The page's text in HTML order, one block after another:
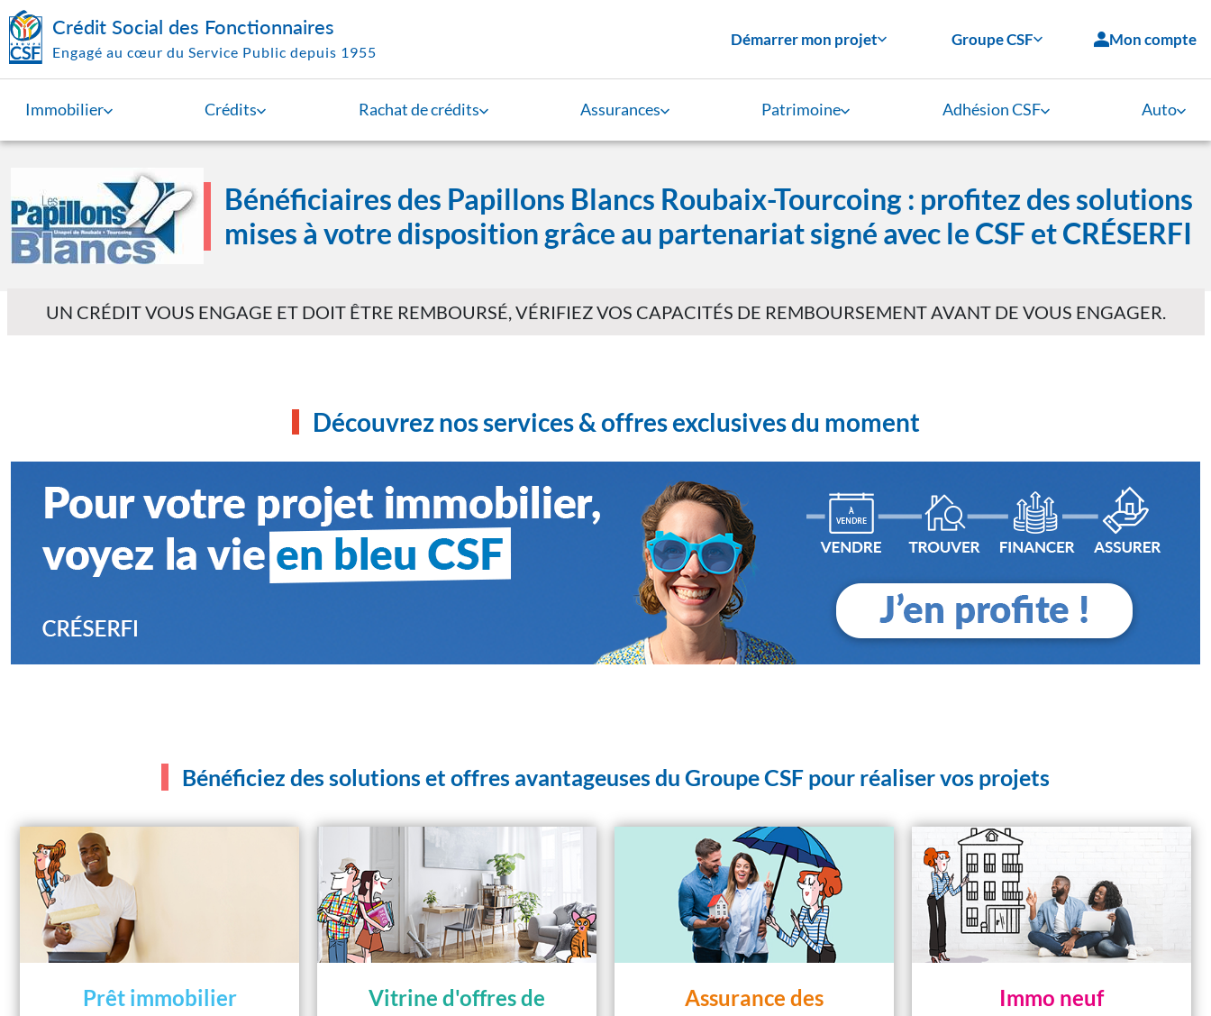
Aller au contenu principal
Crédit Social des Fonctionnaires
Engagé au cœur du Service Public depuis 1955
Démarrer mon projet Groupe CSF Mon compte
Immobilier Crédits Rachat de crédits Assurances Patrimoine Adhésion CSF Auto
Bénéficiaires des Papillons Blancs Roubaix-Tourcoing : profitez des solutions
mises à votre disposition grâce au partenariat signé avec le CSF et CRÉSERFI
UN CRÉDIT VOUS ENGAGE ET DOIT ÊTRE REMBOURSÉ, VÉRIFIEZ VOS CAPACITÉS DE REMBOURSEMENT AVANT DE VOUS ENGAGER.
Découvrez nos services & offres exclusives du moment
Bénéficiez des solutions et offres avantageuses du Groupe CSF pour réaliser vos projets
Prêt immobilier
Vitrine d'offres de
Assurance des
Immo neuf